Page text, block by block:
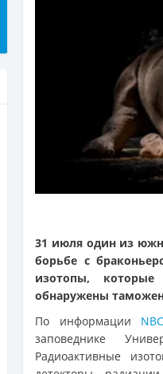
31 июля один из
борьбе с
изотопы,
обнаружены
По информации
заповеднике
Радиоактивные